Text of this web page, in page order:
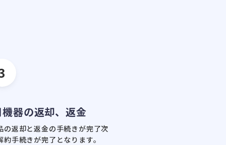
器の返却、返金
の返却と返金の手続きが完了次
約手続きが完了となります。